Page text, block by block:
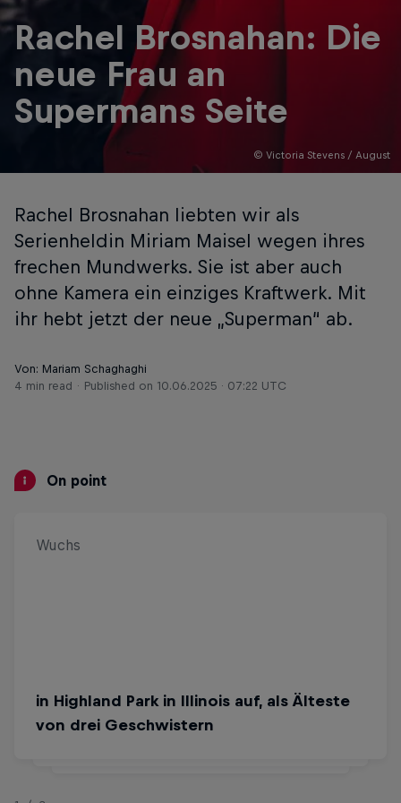
© Victoria Stevens / August­­
Rachel Brosnahan: Die
neue Frau an
Supermans Seite
Rachel Brosnahan liebten wir als
Serienheldin Miriam Maisel wegen ihres
frechen Mundwerks. Sie ist aber auch
ohne Kamera ein einziges Kraftwerk. Mit
ihr hebt jetzt der neue „Superman“ ab.
Von: Mariam Schaghaghi
4 min read
Published on 10.06.2025 · 07:22 UTC
On point
Wuchs
in Highland Park in Illinois auf, als Älteste
von drei Geschwistern
in „House of Cards“ so gut, dass ihre
Rolle von zwei auf fünf Episoden
verlängert ­wurde